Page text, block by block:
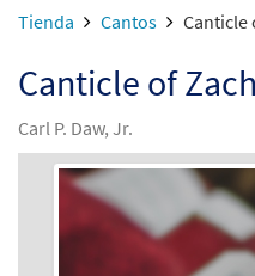
Tienda Cantos Canticle
Canticle of
Carl P. Daw, Jr.